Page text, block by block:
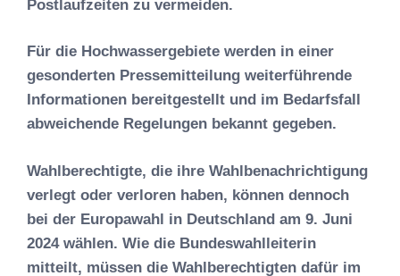
Postlaufzeiten zu vermeiden.
Für die Hochwassergebiete werden in einer
gesonderten Pressemitteilung weiterführende
Informationen bereitgestellt und im Bedarfsfall
abweichende Regelungen bekannt gegeben.
Wahlberechtigte, die ihre Wahlbenachrichtigung
verlegt oder verloren haben, können dennoch
bei der Europawahl in Deutschland am 9. Juni
2024 wählen. Wie die Bundeswahlleiterin
mitteilt, müssen die Wahlberechtigten dafür im